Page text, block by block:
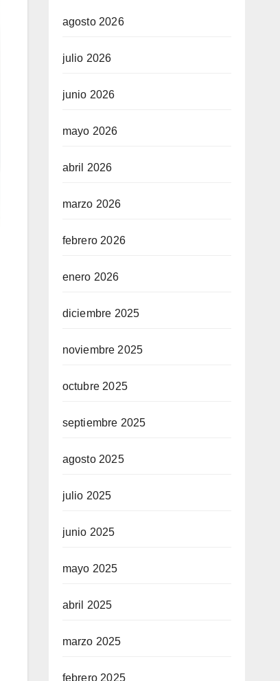
agosto 2026
julio 2026
junio 2026
mayo 2026
abril 2026
marzo 2026
febrero 2026
enero 2026
diciembre 2025
noviembre 2025
octubre 2025
septiembre 2025
agosto 2025
julio 2025
junio 2025
mayo 2025
abril 2025
marzo 2025
febrero 2025